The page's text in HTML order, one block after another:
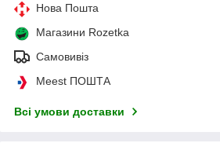
Нова Пошта
Магазини Rozetka
Самовивіз
Meest ПОШТА
Всі умови доставки